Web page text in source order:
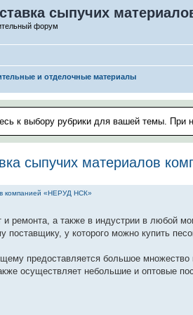
сыпучих
форум
и отделочные материалы
к выбору рубрики для вашей темы. При
сыпучих материалов
компанией «НЕРУД НСК»
ремонта, а также в индустрии в любой
у которого можно купить
предоставляется большое множество
осуществляет небольшие и оптовые